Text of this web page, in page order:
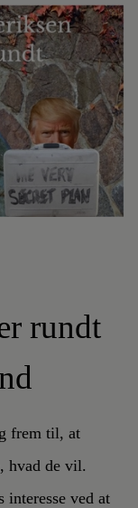
rundt
frem til, at
hvad de vil.
interesse ved at